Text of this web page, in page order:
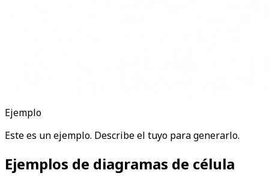
Ejemplo
Este es un ejemplo. Describe el tuyo para generarlo.
Ejemplos de diagramas de célula